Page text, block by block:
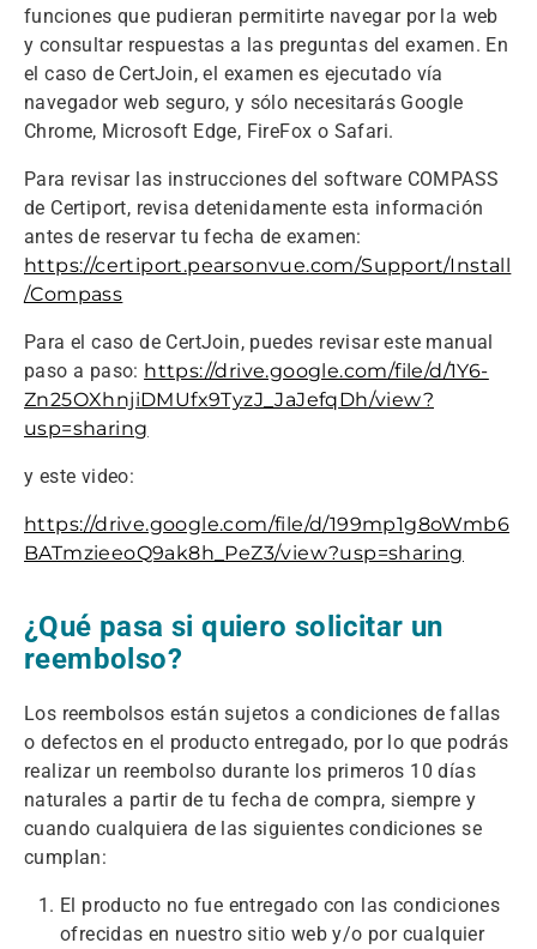
funciones que pudieran permitirte navegar por la web
y consultar respuestas a las preguntas del examen. En
el caso de CertJoin, el examen es ejecutado vía
navegador web seguro, y sólo necesitarás Google
Chrome, Microsoft Edge, FireFox o Safari.
Para revisar las instrucciones del software COMPASS
de Certiport, revisa detenidamente esta información
antes de reservar tu fecha de examen:
https://certiport.pearsonvue.com/Support/Install
/Compass
Para el caso de CertJoin, puedes revisar este manual
paso a paso: https://drive.google.com/file/d/1Y6-
Zn25OXhnjiDMUfx9TyzJ_JaJefqDh/view?
usp=sharing
y este video:
https://drive.google.com/file/d/199mp1g8oWmb6
BATmzieeoQ9ak8h_PeZ3/view?usp=sharing
¿Qué pasa si quiero solicitar un
reembolso?
Los reembolsos están sujetos a condiciones de fallas
o defectos en el producto entregado, por lo que podrás
realizar un reembolso durante los primeros 10 días
naturales a partir de tu fecha de compra, siempre y
cuando cualquiera de las siguientes condiciones se
cumplan:
El producto no fue entregado con las condiciones
ofrecidas en nuestro sitio web y/o por cualquier